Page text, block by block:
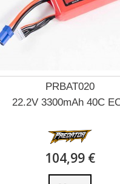
PRBAT020
22.2V 3300mAh 40C
104,99 €